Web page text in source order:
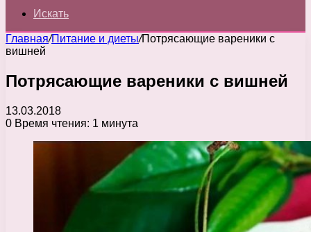
Искать
Главная/Питание и диеты/Потрясающие вареники с
вишней
Потрясающие вареники с вишней
13.03.2018
0 Время чтения: 1 минута